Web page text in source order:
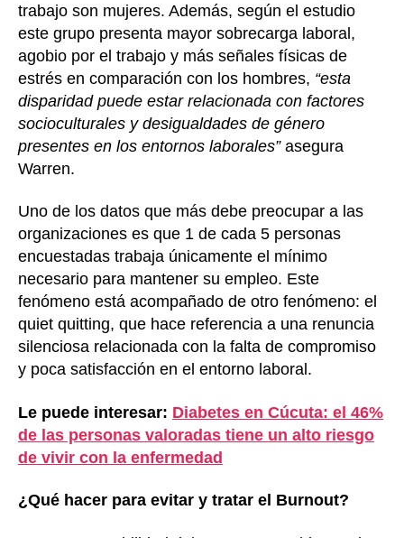
trabajo son mujeres. Además, según el estudio
este grupo presenta mayor sobrecarga laboral,
agobio por el trabajo y más señales físicas de
estrés en comparación con los hombres, “esta
disparidad puede estar relacionada con factores
socioculturales y desigualdades de género
presentes en los entornos laborales”asegura
Warren.
Uno de los datos que más debe preocupar a las
organizaciones es que 1 de cada 5 personas
encuestadas trabaja únicamente el mínimo
necesario para mantener su empleo. Este
fenómeno está acompañado de otro fenómeno: el
quiet quitting, que hace referencia a una renuncia
silenciosa relacionada con la falta de compromiso
y poca satisfacción en el entorno laboral.
Le puede interesar: Diabetes en Cúcuta: el 46%
de las personas valoradas tiene un alto riesgo
de vivir con la enfermedad
¿Qué hacer para evitar y tratar el Burnout?